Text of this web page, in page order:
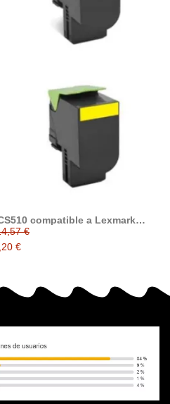
compatible a Lexmark
/ 70C2HM0 / 70C2HY0
€
€